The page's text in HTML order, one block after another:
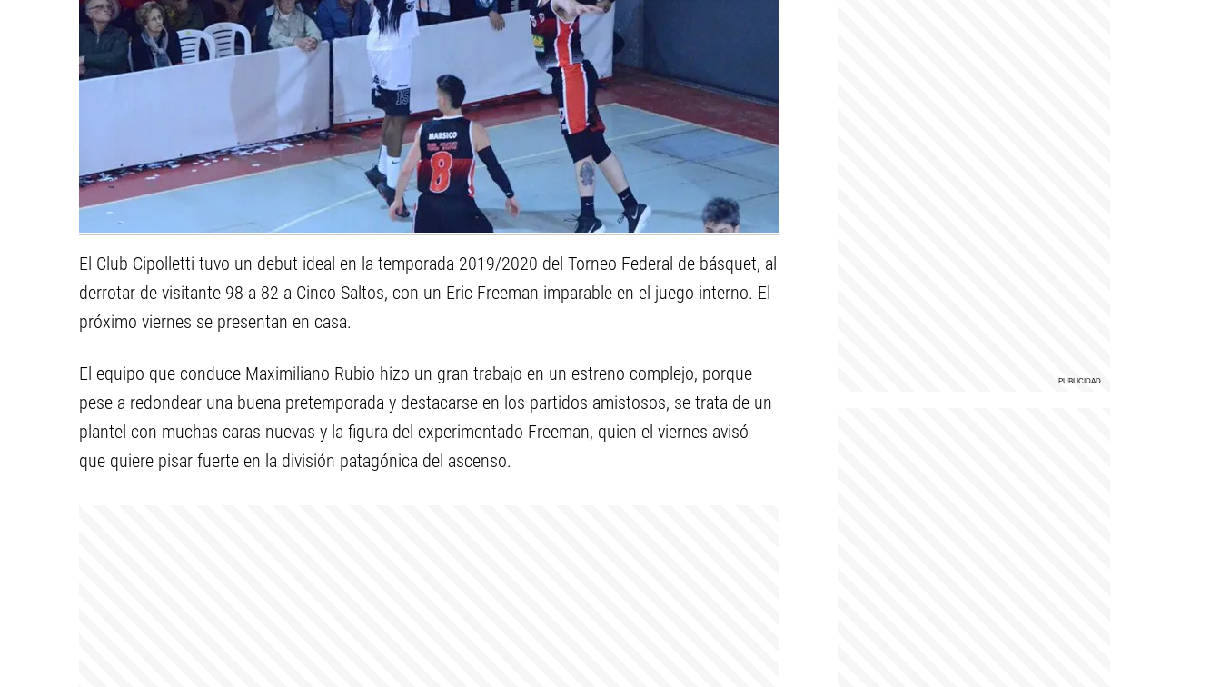
El Club Cipolletti tuvo un debut ideal en la temporada 2019/2020 del Torneo Federal de básquet, al
derrotar de visitante 98 a 82 a Cinco Saltos, con un Eric Freeman imparable en el juego interno. El
próximo viernes se presentan en casa.
El equipo que conduce Maximiliano Rubio hizo un gran trabajo en un estreno complejo, porque
pese a redondear una buena pretemporada y destacarse en los partidos amistosos, se trata de un
plantel con muchas caras nuevas y la figura del experimentado Freeman, quien el viernes avisó
que quiere pisar fuerte en la división patagónica del ascenso.